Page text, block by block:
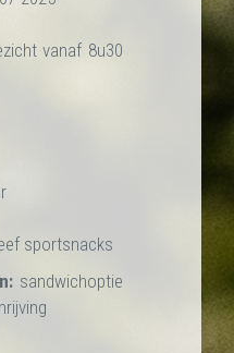
vanaf 8u30
sportsnacks
sandwichoptie